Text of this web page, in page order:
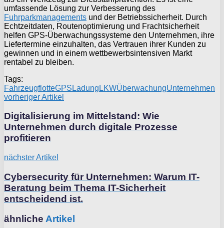
umfassende Lösung zur Verbesserung des
Fuhrparkmanagements und der Betriebssicherheit. Durch
Echtzeitdaten, Routenoptimierung und Frachtsicherheit
helfen GPS-Überwachungssysteme den Unternehmen, ihre
Liefertermine einzuhalten, das Vertrauen ihrer Kunden zu
gewinnen und in einem wettbewerbsintensiven Markt
rentabel zu bleiben.
Tags:
FahrzeugflotteGPS Ladung LKWÜberwachungUnternehmen
vorheriger Artikel
Digitalisierung im Mittelstand: Wie
Unternehmen durch digitale Prozesse
profitieren
nächster Artikel
Cybersecurity für Unternehmen: Warum IT-
Beratung beim Thema IT-Sicherheit
entscheidend ist.
ähnliche Artikel